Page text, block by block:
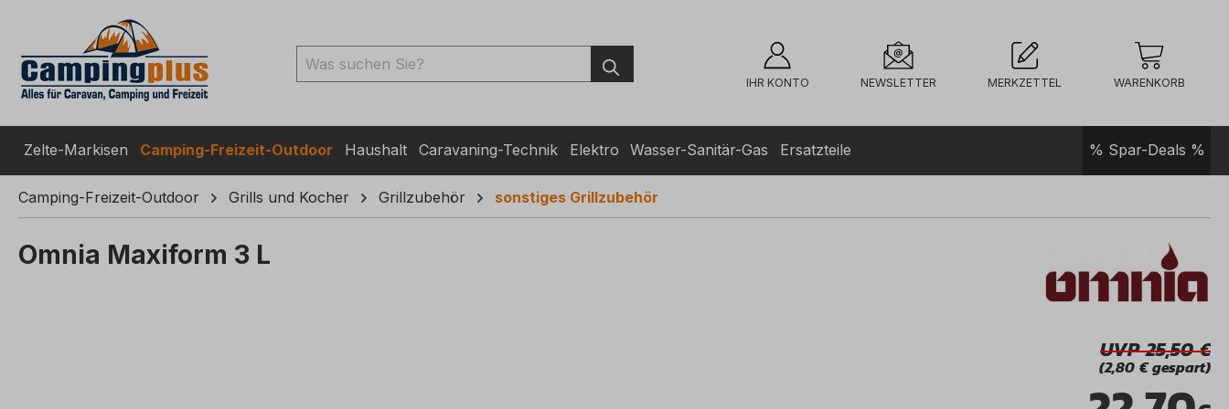
Zur Suche springen
NEWSLETTER MERKZETTEL
IHR KONTO WARENKORB
Zelte-Markisen Camping-Freizeit-Outdoor Haushalt Caravaning-Technik Elektro Wasser-Sanitär-Gas Ersatzteile % Spar-Deals %
Camping-Freizeit-Outdoor Grills und Kocher Grillzubehör sonstiges Grillzubehör
Omnia Maxiform 3 L
UVP 25,50
(2,80 € gespart)